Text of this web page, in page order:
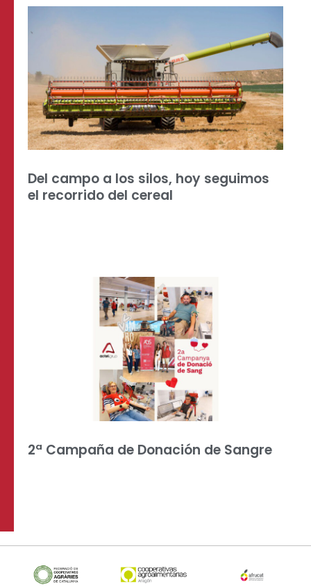
Del campo a los silos, hoy seguimos
el recorrido del cereal
2ª Campaña de Donación de Sangre